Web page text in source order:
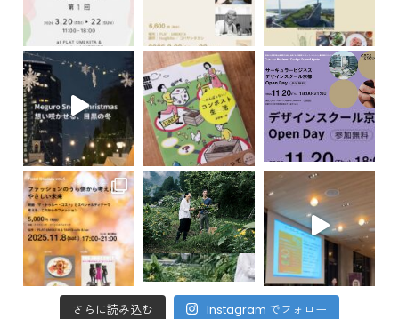
さらに読み込む Instagram でフォロー